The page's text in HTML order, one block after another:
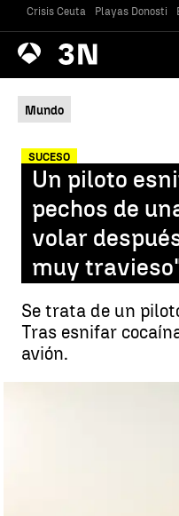
Crisis Ceuta Playas Donosti
Antena
3 Noticias
Mundo
SUCESO
Un piloto
pechos de
volar
muy
Se trata de un
Tras esnifar
avión.